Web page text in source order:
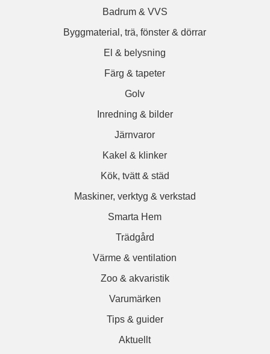
Badrum & VVS
Byggmaterial, trä, fönster & dörrar
El & belysning
Färg & tapeter
Golv
Inredning & bilder
Järnvaror
Kakel & klinker
Kök, tvätt & städ
Maskiner, verktyg & verkstad
Smarta Hem
Trädgård
Värme & ventilation
Zoo & akvaristik
Varumärken
Tips & guider
Aktuellt